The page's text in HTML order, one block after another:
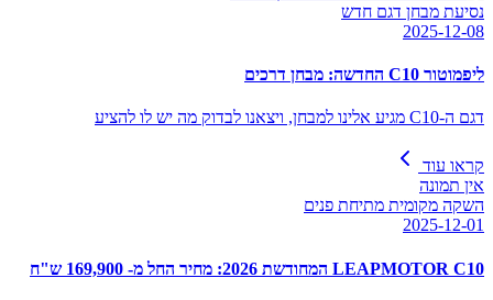
נסיעת מבחן דגם חדש
2025-12-08
ליפמוטור C10 החדשה: מבחן דרכים
דגם ה-C10 מגיע אלינו למבחן, ויצאנו לבדוק מה יש לו להציע
קראו עוד
אין תמונה
השקה מקומית מתיחת פנים
2025-12-01
LEAPMOTOR C10 המחודשת 2026: מחיר החל מ- 169,900 ש"ח